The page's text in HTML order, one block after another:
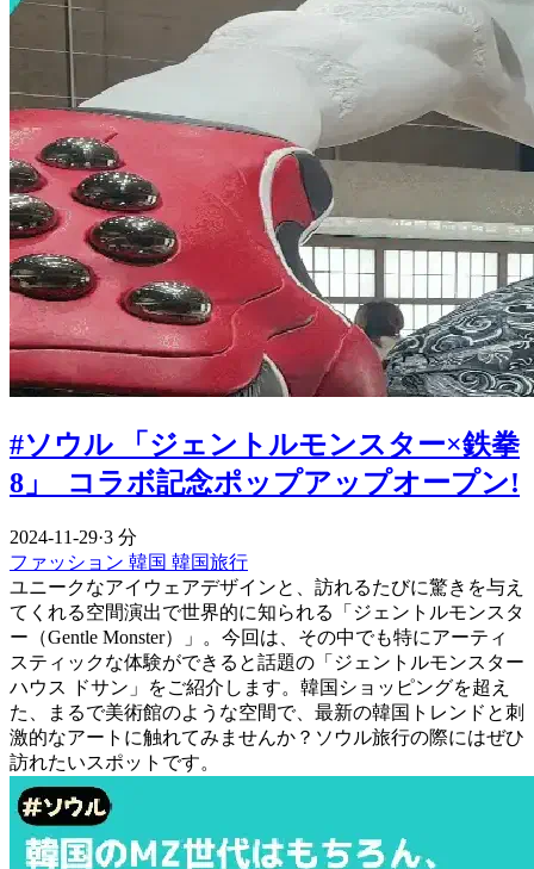
#ソウル 「ジェントルモンスター×鉄拳
8」 コラボ記念ポップアップオープン!
2024-11-29·3 分
ファッション 韓国 韓国旅行
ユニークなアイウェアデザインと、訪れるたびに驚きを与え
てくれる空間演出で世界的に知られる「ジェントルモンスタ
ー（Gentle Monster）」。今回は、その中でも特にアーティ
スティックな体験ができると話題の「ジェントルモンスター
ハウス ドサン」をご紹介します。韓国ショッピングを超え
た、まるで美術館のような空間で、最新の韓国トレンドと刺
激的なアートに触れてみませんか？ソウル旅行の際にはぜひ
訪れたいスポットです。